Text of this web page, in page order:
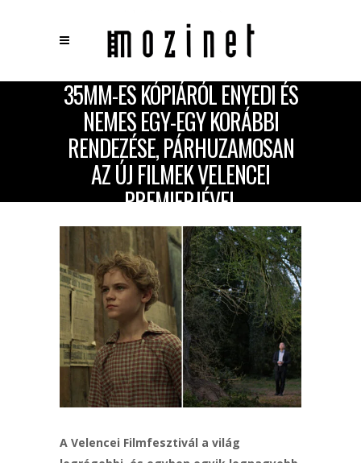
Keresés ×
35MM-ES KÓPIÁRÓL ENYEDI ÉS
NEMES EGY-EGY KORÁBBI
RENDEZÉSE, PÁRHUZAMOSAN
AZ ÚJ FILMEK VELENCEI
PREMIERJÉVEL
A Velencei Filmfesztivál a világ